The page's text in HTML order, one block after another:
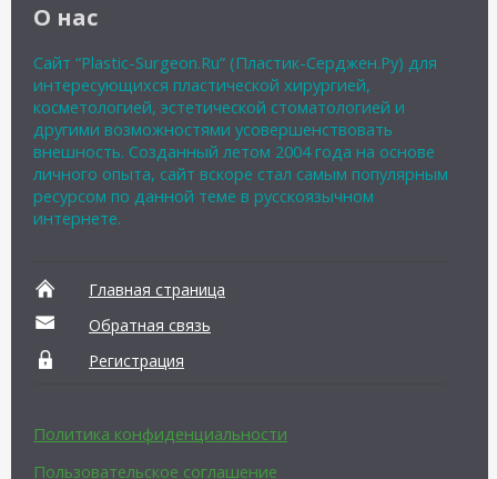
О нас
Сайт “Plastic-Surgeon.Ru” (Пластик-Серджен.Ру) для
интересующихся пластической хирургией,
косметологией, эстетической стоматологией и
другими возможностями усовершенствовать
внешность. Созданный летом 2004 года на основе
личного опыта, сайт вскоре стал самым популярным
ресурсом по данной теме в русскоязычном
интернете.
Главная страница
Обратная связь
Регистрация
Политика конфиденциальности
Пользовательское соглашение